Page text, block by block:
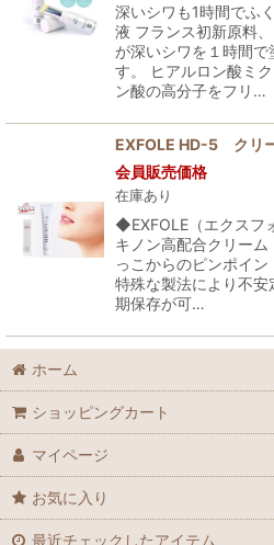
深いシワも1時間でふ
液 フランス初新原料
が深いシワを１時間で
す。 ヒアルロン酸ミ
ン酸の高分子をフリ…
EXFOLE HD-5 クリ
会員販売価格
在庫あり
◆EXFOLE（エクス
キノン高配合クリー
っこからのピンポイ
特殊な製法により不
期保存が可…
ホーム
ショッピングカート
マイページ
お気に入り
最近チェックしたアイテム